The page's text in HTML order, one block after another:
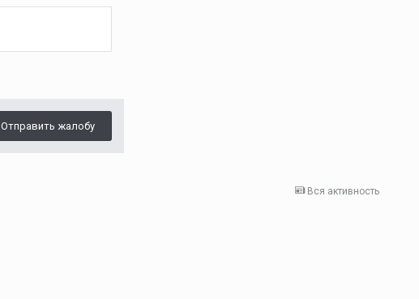
Отправить жалобу
Вся активность